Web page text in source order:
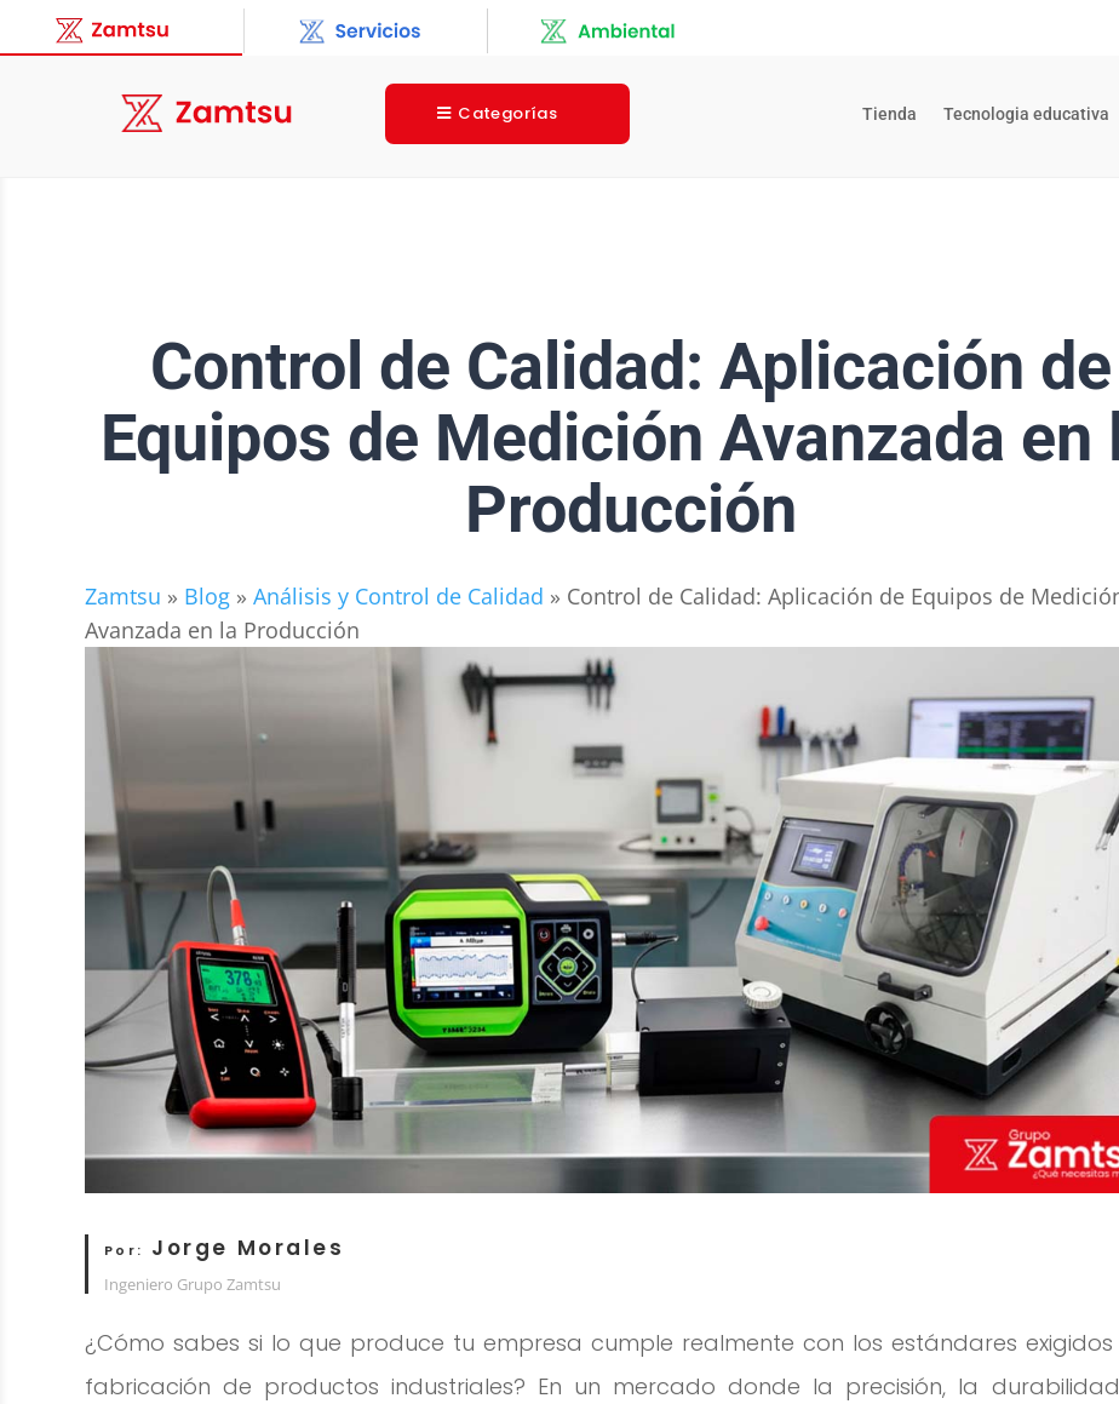
Categorías Tienda Tecnologia educativa
Control de Calidad: Aplicación de
Equipos de Medición Avanzada en
Producción
Zamtsu » Blog» Análisis y Control de Calidad » Control de Calidad: Aplicación de Equipos de
Avanzada en la Producción
Por: Jorge Morales
Ingeniero Grupo Zamtsu
¿Cómo sabes si lo que produce tu empresa cumple realmente con los estándares exigidos
fabricación de productos industriales? En un mercado donde la precisión, la